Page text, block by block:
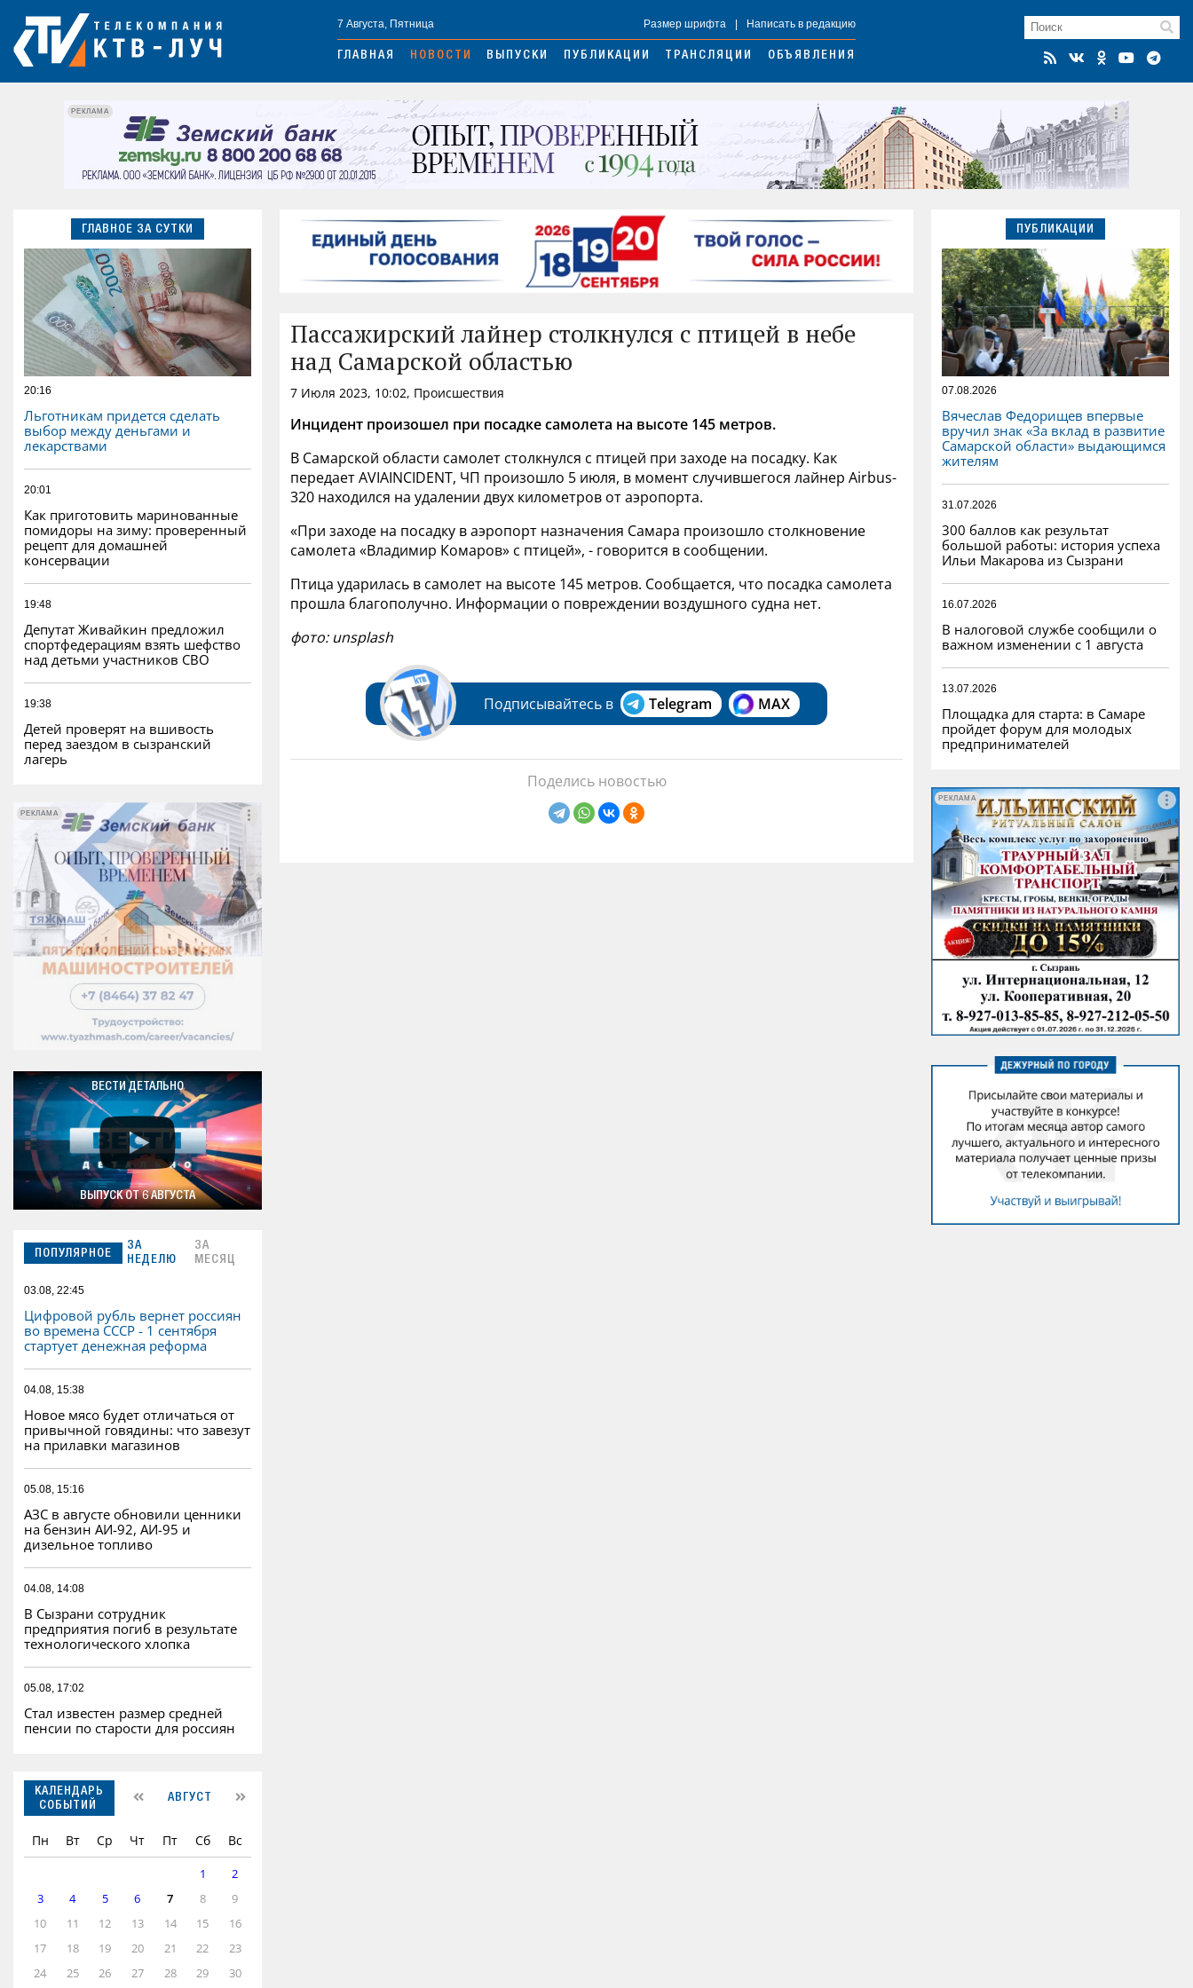
7 Августа, Пятница Размер шрифта Написать в редакцию
ГЛАВНАЯ НОВОСТИ ВЫПУСКИ ПУБЛИКАЦИИ ТРАНСЛЯЦИИ ОБЪЯВЛЕНИЯ
РЕКЛАМА
ГЛАВНОЕ ЗА СУТКИ
20:16
Льготникам придется сделать
выбор между деньгами и
лекарствами
20:01
Как приготовить маринованные
помидоры на зиму: проверенный
рецепт для домашней
консервации
19:48
Депутат Живайкин предложил
спортфедерациям взять шефство
над детьми участников СВО
19:38
Детей проверят на вшивость
перед заездом в сызранский
лагерь
РЕКЛАМА
РЕКЛАМА
ВЕСТИ ДЕТАЛЬНО
ВЫПУСК ОТ 6 АВГУСТА
ПОПУЛЯРНОЕ
ЗА
НЕДЕЛЮ
ЗА
МЕСЯЦ
03.08, 22:45
Цифровой рубль вернет россиян
во времена СССР - 1 сентября
стартует денежная реформа
04.08, 15:38
Новое мясо будет отличаться от
привычной говядины: что завезут
на прилавки магазинов
05.08, 15:16
АЗС в августе обновили ценники
на бензин АИ-92, АИ-95 и
дизельное топливо
04.08, 14:08
В Сызрани сотрудник
предприятия погиб в результате
технологического хлопка
05.08, 17:02
Стал известен размер средней
пенсии по старости для россиян
КАЛЕНДАРЬ
СОБЫТИЙ
АВГУСТ
Пн Вт Ср Чт Пт Сб Вс
1
2
3
4 5 6 7 8
9
10
11 12 13 14 15
16
17
18 19 20 21 22
23
24
25 26 27 28 29 30
Пассажирский лайнер столкнулся с птицей в небе
над Самарской областью
7 Июля 2023, 10:02, Происшествия
Инцидент произошел при посадке самолета на высоте 145 метров.
В Самарской области самолет столкнулся с птицей при заходе на посадку. Как
передает AVIAINCIDENT, ЧП произошло 5 июля, в момент случившегося лайнер Airbus-
320 находился на удалении двух километров от аэропорта.
«При заходе на посадку в аэропорт назначения Самара произошло столкновение
самолета «Владимир Комаров» с птицей», - говорится в сообщении.
Птица ударилась в самолет на высоте 145 метров. Сообщается, что посадка самолета
прошла благополучно. Информации о повреждении воздушного судна нет.
фото: unsplash
Подписывайтесь в Telegram MAX
Поделись новостью
ПУБЛИКАЦИИ
07.08.2026
Вячеслав Федорищев впервые
вручил знак «За вклад в развитие
Самарской области» выдающимся
жителям
31.07.2026
300 баллов как результат
большой работы: история успеха
Ильи Макарова из Сызрани
16.07.2026
В налоговой службе сообщили о
важном изменении с 1 августа
13.07.2026
Площадка для старта: в Самаре
пройдет форум для молодых
предпринимателей
РЕКЛАМА